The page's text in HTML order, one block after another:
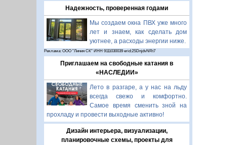
Надежность, проверенная годами
Мы создаем окна ПВХ уже много
лет и знаем, как сделать дом
уютнее, а расходы энергии ниже.
Реклама: ООО "Линия СК" ИНН 9111030039 erid:2SDnjdvNRt7
Приглашаем на свободные катания в
«НАСЛЕДИИ»
Лето в разгаре, а у нас на льду
всегда свежо и комфортно.
Самое время сменить зной на
прохладу и провести выходные активно!
Дизайн интерьера, визуализации,
планировочные схемы, проекты для